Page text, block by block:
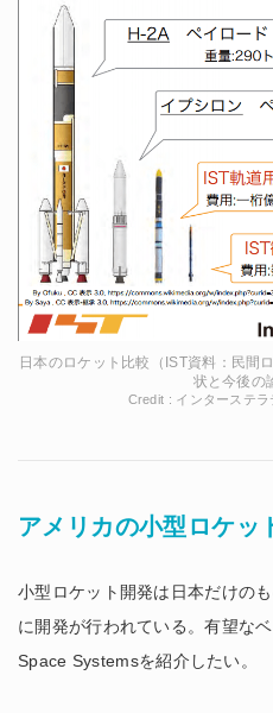
日本のロケット比較（IST資料：民間
状と今後の
Credit : インターステ
アメリカの小型ロケッ
小型ロケット開発は日本だけの
に開発が行われている。有望な
Space Systemsを紹介したい。